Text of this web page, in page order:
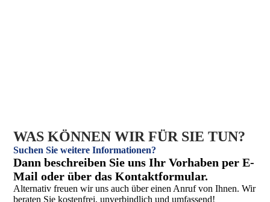
WAS KÖNNEN WIR FÜR SIE TUN?
Suchen Sie weitere Informationen?
Dann beschreiben Sie uns Ihr Vorhaben per E-
Mail oder über das Kontakt­formular.
Alternativ freuen wir uns auch über einen Anruf von Ihnen. Wir
beraten Sie kostenfrei, unverbindlich und umfassend!